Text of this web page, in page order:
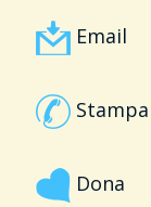
Email
Stampa
Dona